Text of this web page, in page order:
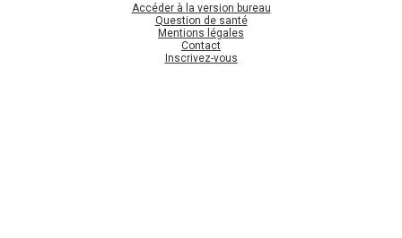
Accéder à la version bureau
Question de santé
Mentions légales
Contact
Inscrivez-vous